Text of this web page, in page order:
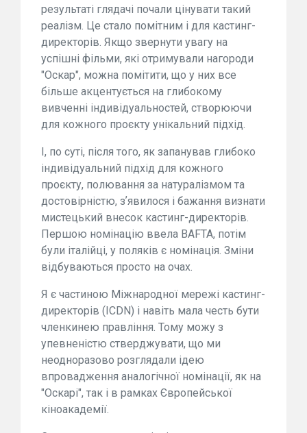
результаті глядачі почали цінувати такий
реалізм. Це стало помітним і для кастинг-
директорів. Якщо звернути увагу на
успішні фільми, які отримували нагороди
"Оскар", можна помітити, що у них все
більше акцентується на глибокому
вивченні індивідуальностей, створюючи
для кожного проєкту унікальний підхід.
І, по суті, після того, як запанував глибоко
індивідуальний підхід для кожного
проєкту, полювання за натуралізмом та
достовірністю, зʼявилося і бажання визнати
мистецький внесок кастинг-директорів.
Першою номінацію ввела BAFTA, потім
були італійці, у поляків є номінація. Зміни
відбуваються просто на очах.
Я є частиною Міжнародної мережі кастинг-
директорів (ICDN) і навіть мала честь бути
членкинею правління. Тому можу з
упевненістю стверджувати, що ми
неодноразово розглядали ідею
впровадження аналогічної номінації, як на
"Оскарі", так і в рамках Європейської
кіноакадемії.